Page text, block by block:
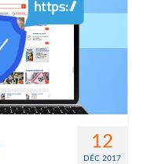
12
DÉC 2017